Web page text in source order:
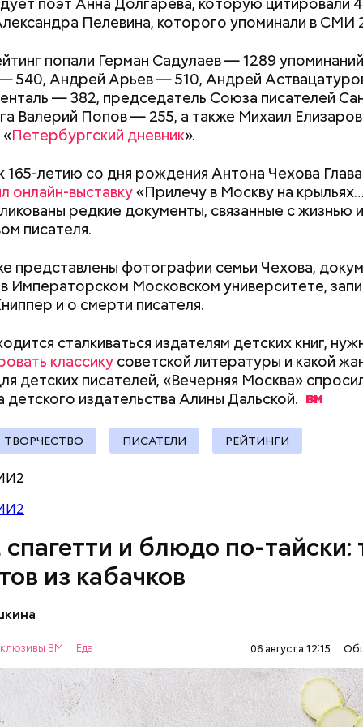
Пелевина, которого упоминали в СМИ
попали Герман Садулаев — 1289
540, Андрей Арьев — 510, Андрей
— 382, председатель Союза писателей
Валерий Попов — 255, а также Михаил
Петербургский дневник».
165-летию со дня рождения Антона Чехова
онлайн-выставку«Прилечу в Москву на
редкие документы, связанные с жизнью и
писателя.
представлены фотографии семьи Чехова,
Императорском Московском университете,
и о смерти писателя.
сталкиваться издателям детских книг,
классику советской литературы и какой
детских писателей, «Вечерняя Москва»
детского издательства Алины Дальской.
ТВОРЧЕСТВО ПИСАТЕЛИ РЕЙТИНГИ
спагетти и блюдо по-тайски:
из кабачков
ВМ Еда 06 августа 12:15
масло;
ОВОЩИ РЕЦЕПТЫ
Как поменять батареи дома и
трудной
претендовать и
документы